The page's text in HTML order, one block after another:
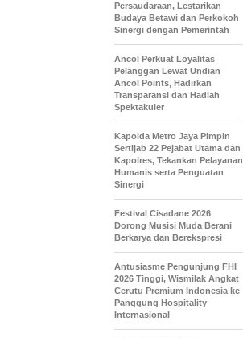
Persaudaraan, Lestarikan
Budaya Betawi dan Perkokoh
Sinergi dengan Pemerintah
Ancol Perkuat Loyalitas
Pelanggan Lewat Undian
Ancol Points, Hadirkan
Transparansi dan Hadiah
Spektakuler
Kapolda Metro Jaya Pimpin
Sertijab 22 Pejabat Utama dan
Kapolres, Tekankan Pelayanan
Humanis serta Penguatan
Sinergi
Festival Cisadane 2026
Dorong Musisi Muda Berani
Berkarya dan Berekspresi
Antusiasme Pengunjung FHI
2026 Tinggi, Wismilak Angkat
Cerutu Premium Indonesia ke
Panggung Hospitality
Internasional